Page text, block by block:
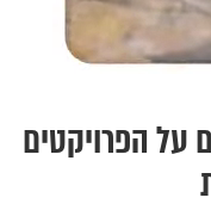
על הפרויקטים